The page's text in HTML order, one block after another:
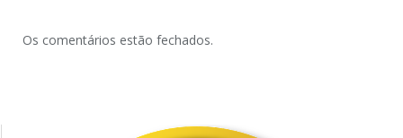
Os comentários estão fechados.